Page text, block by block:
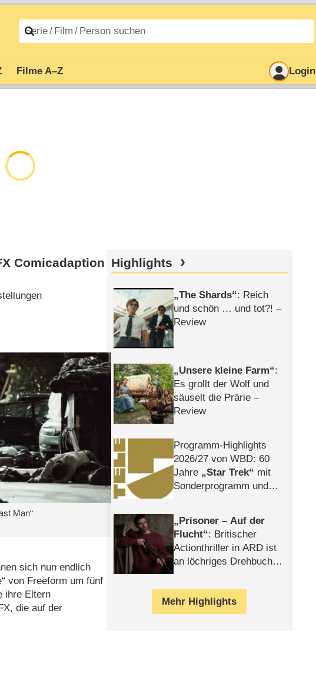
Filme A–Z Login
Comicadaption
Man“
sich nun endlich
von Freeform um fünf
ihre Eltern
die auf der
Highlights
The Shards : Reich
und schön … und tot?! –
Review
Unsere kleine Farm :
Es grollt der Wolf und
säuselt die Prärie –
Review
Programm-Highlights
2026/​27 von WBD: 60
Jahre
Star Trek
mit
Sonderprogramm und
Prisoner – Auf der
Flucht : Britischer
Actionthriller in ARD ist
an löchriges Drehbuch
Mehr Highlights